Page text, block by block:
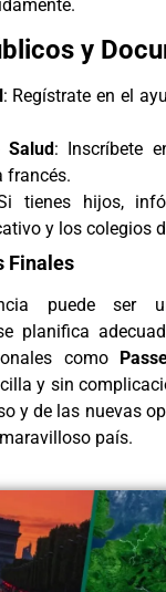
y
: Regístrate en el
: Inscríbete
francés.
tienes hijos,
y los colegios
Finales
puede ser
planifica
como
y sin
y de las nuevas
país.